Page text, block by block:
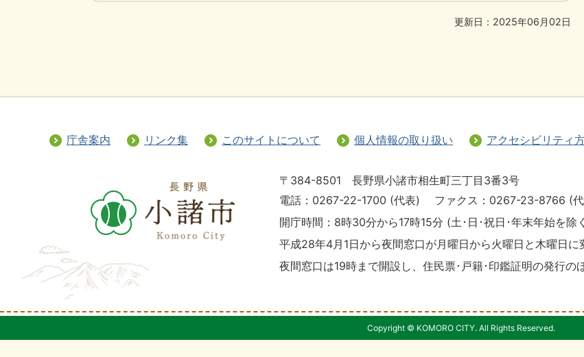
更新日：2025年06月02日
庁舎案内 リンク集 このサイトについて 個人情報の取り扱い アクセシビリティ
〒384-8501 長野県小諸市相生町三丁目3番3号
電話：0267-22-1700 (代表)
ファクス：0267-23-8766 (
開庁時間：8時30分から17時15分 (土･日･祝日･年末年始を除
平成28年4月1日から夜間窓口が月曜日から火曜日と木曜日に
夜間窓口は19時まで開設し、住民票･戸籍･印鑑証明の発行の
Copyright © KOMORO CITY. All Rights Reserved.